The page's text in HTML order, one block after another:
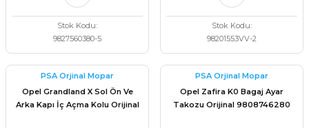
Stok Kodu
9827560380-5
Stok Kodu
98201553VV-2
PSA Orjinal Mopar
Opel Grandland X Sol Ön Ve
Arka Kapı İç Açma Kolu Orijinal
PSA Orjinal Mopar
Opel Zafira K0 Bagaj Ayar
Takozu Orijinal 9808746280